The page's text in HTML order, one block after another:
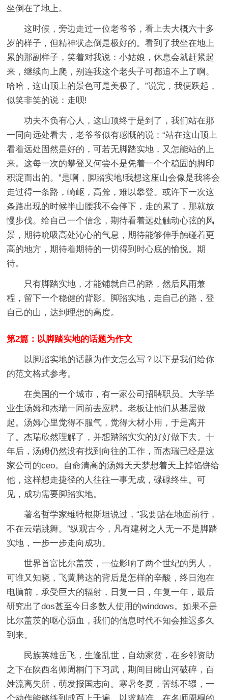
坐倒在了地上。
这时候，旁边走过一位老爷爷，看上去大概六十多
岁的样子，但精神状态倒是极好的。看到了我坐在地上
累的那副样子，笑着对我说：小姑娘，休息会就赶紧起
来，继续向上爬，别连我这个老头子可都追不上了啊。
哈哈，这山顶上的景色可是美极了。”说完，我便跃起，
似笑非笑的说：走呗!
功夫不负有心人，这山顶终于是到了，我们站在那
一同向远处看去，老爷爷似有感慨的说：“站在这山顶上
看着远处固然是好的，可若无脚踏实地，又怎能站的上
来。这每一次的攀登又何尝不是凭着一个个稳固的脚印
积淀而出的。”是啊，脚踏实地!我想这座山会像是我将会
走过得一条路，崎岖，高耸，难以攀登。或许下一次这
条路出现的时候半山腰我不会停下，走的累了，那就放
慢步伐。给自己一个信念，期待看着远处触动心弦的风
景，期待吮吸高处沁心的气息，期待能够伸手触碰着更
高的地方，期待着期待的一切得到时心底的愉悦。期
待。
只有脚踏实地，才能铺就自己的路，然后风雨兼
程，留下一个稳健的背影。脚踏实地，走自己的路，登
自己的山，达到理想的高度。
第2篇：以脚踏实地的话题为作文
以脚踏实地的话题为作文怎么写？以下是我们给你
的范文格式参考。
在美国的一个城市，有一家公司招聘职员。大学毕
业生汤姆和杰瑞一同前去应聘。老板让他们从基层做
起。汤姆心里觉得不服气，觉得大材小用，于是离开
了。杰瑞欣然理解了，并想踏踏实实的好好做下去。十
年后，汤姆仍然没有找到向往的工作，而杰瑞已经是这
家公司的ceo。自命清高的汤姆天天梦想着天上掉馅饼给
他，这样想走捷径的人往往一事无成，碌碌终生。可
见，成功需要脚踏实地。
著名哲学家维特根斯坦说过，“我要贴在地面前行，
不在云端跳舞。”纵观古今，凡有建树之人无一不是脚踏
实地，一步一步走向成功。
世界首富比尔盖茨，一位影响了两个世纪的男人，
可谁又知晓，飞黄腾达的背后是怎样的辛酸，终日泡在
电脑前，承受巨大的辐射，日复一日，年复一年，最后
研究出了dos甚至今日多数人使用的windows。如果不是
比尔盖茨的呕心沥血，我们的信息时代不知会推迟多久
到来。
民族英雄岳飞，生逢乱世，自幼家贫，在乡邻资助
之下在陕西名师周桐门下习武，期间目睹山河破碎，百
姓流离失所，萌发报国志向。寒暑冬夏，苦练不辍，一